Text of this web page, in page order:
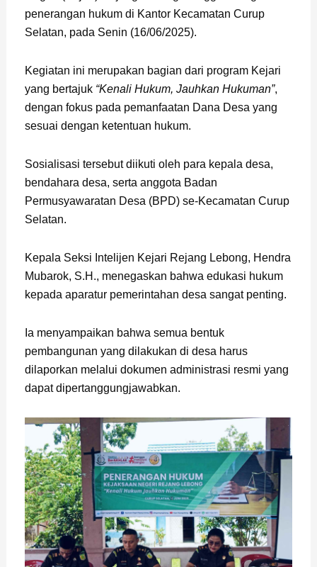
penerangan hukum di Kantor Kecamatan Curup
Selatan, pada Senin (16/06/2025).
Kegiatan ini merupakan bagian dari program Kejari
yang bertajuk “Kenali Hukum, Jauhkan Hukuman”,
dengan fokus pada pemanfaatan Dana Desa yang
sesuai dengan ketentuan hukum.
Sosialisasi tersebut diikuti oleh para kepala desa,
bendahara desa, serta anggota Badan
Permusyawaratan Desa (BPD) se-Kecamatan Curup
Selatan.
Kepala Seksi Intelijen Kejari Rejang Lebong, Hendra
Mubarok, S.H., menegaskan bahwa edukasi hukum
kepada aparatur pemerintahan desa sangat penting.
Ia menyampaikan bahwa semua bentuk
pembangunan yang dilakukan di desa harus
dilaporkan melalui dokumen administrasi resmi yang
dapat dipertanggungjawabkan.